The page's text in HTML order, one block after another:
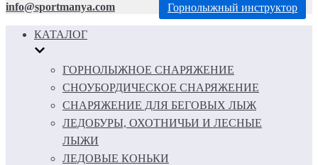
info@sportmanya.com
Горнолыжный инструктор
КАТАЛОГ
ГОРНОЛЫЖНОЕ СНАРЯЖЕНИЕ
СНОУБОРДИЧЕСКОЕ СНАРЯЖЕНИЕ
СНАРЯЖЕНИЕ ДЛЯ БЕГОВЫХ ЛЫЖ
ЛЕДОБУРЫ, ОХОТНИЧЬИ И ЛЕСНЫЕ
ЛЫЖИ
ЛЕДОВЫЕ КОНЬКИ